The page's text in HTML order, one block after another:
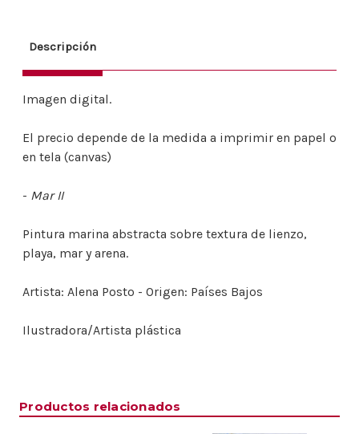
Descripción
Imagen digital.
El precio depende de la medida a imprimir en papel o
en tela (canvas)
- Mar II
Pintura marina abstracta sobre textura de lienzo,
playa, mar y arena.
Artista: Alena Posto - Origen: Países Bajos
Ilustradora/Artista plástica
Productos relacionados